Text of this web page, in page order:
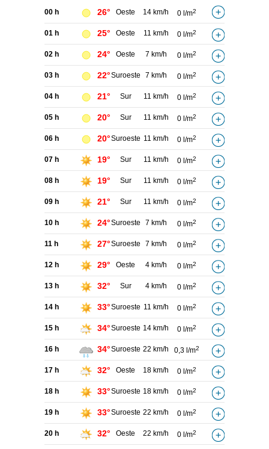
00 h 26° Oeste 14 km/h 0 l/m2
01 h 25° Oeste 11 km/h 0 l/m2
02 h 24° Oeste 7 km/h 0 l/m2
03 h 22°Suroeste 7 km/h 0 l/m2
04 h 21° Sur 11 km/h 0 l/m2
05 h 20° Sur 11 km/h 0 l/m2
06 h 20°Suroeste 11 km/h 0 l/m2
07 h 19° Sur 11 km/h 0 l/m2
08 h 19° Sur 11 km/h 0 l/m2
09 h 21° Sur 11 km/h 0 l/m2
10 h 24°Suroeste 7 km/h 0 l/m2
11 h 27°Suroeste 7 km/h 0 l/m2
12 h 29° Oeste 4 km/h 0 l/m2
13 h 32° Sur 4 km/h 0 l/m2
14 h 33°Suroeste 11 km/h 0 l/m2
15 h 34°Suroeste 14 km/h 0 l/m2
16 h 34°Suroeste 22 km/h 0,3 l/m2
17 h 32° Oeste 18 km/h 0 l/m2
18 h 33°Suroeste 18 km/h 0 l/m2
19 h 33°Suroeste 22 km/h 0 l/m2
20 h 32° Oeste 22 km/h 0 l/m2